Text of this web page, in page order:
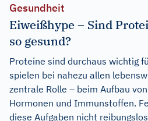
Gesundheit
Eiweißhype – Sind
so gesund?
Proteine sind durchaus wichtig
spielen bei nahezu allen
zentrale Rolle – beim Aufbau
Hormonen und Immunstoffen.
diese Aufgaben nicht